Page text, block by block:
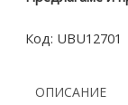
Код: UBU12701
ОПИСАНИЕ